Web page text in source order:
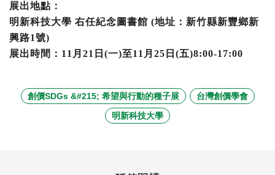
展出地點：
明新科技大學 右任紀念圖書館 (地址：新竹縣新豐鄉新
興路1號)
展出時間：11月21日(一)至11月25日(五)8:00-17:00
創價SDGs &#215; 希望與行動的種子展
台灣創價學會
明新科技大學